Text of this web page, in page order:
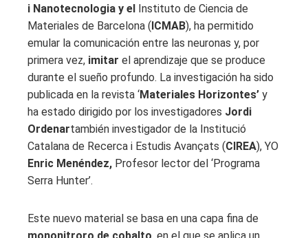
i Nanotecnologia y el
Instituto de Ciencia de
Materiales de Barcelona ( ICMAB), ha permitido
emular la comunicación entre las neuronas y, por
primera vez, imitar el aprendizaje que se produce
durante el sueño profundo. La investigación ha sido
publicada en la revista ‘Materiales Horizontes’ y
ha estado dirigido por los investigadores Jordi
Ordenartambién investigador de la Institució
Catalana de Recerca i Estudis Avançats (CIREA), YO
Enric Menéndez, Profesor lector del ‘Programa
Serra Hunter’.
Este nuevo material se basa en una capa fina de